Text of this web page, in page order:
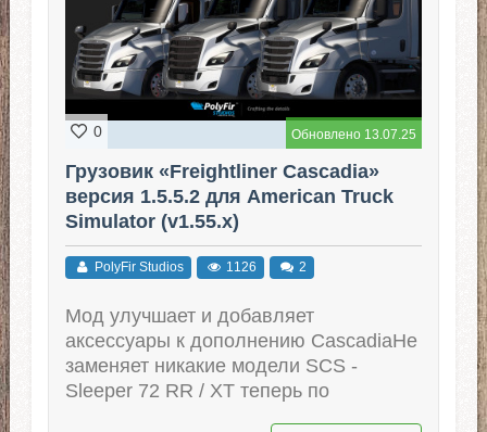
Обновлено 13.07.25
0
Грузовик «Freightliner Cascadia»
версия 1.5.5.2 для American Truck
Simulator (v1.55.x)
PolyFir Studios 1126 2
Мод улучшает и добавляет
аксессуары к дополнению CascadiaНе
заменяет никакие модели SCS -
Sleeper 72 RR / XT теперь по